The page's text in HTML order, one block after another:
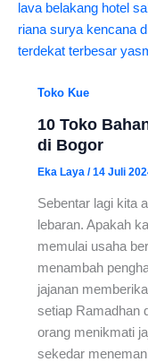
Toko Kue
10 Toko
di Bogor
Eka Laya /14 Juli
Sebentar lagi kita
lebaran. Apakah
memulai usaha
menambah
jajanan
setiap Ramadhan
orang menikmati
sekedar